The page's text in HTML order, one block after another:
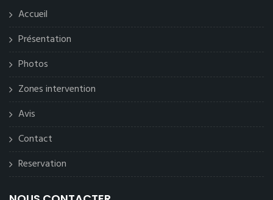
Accueil
Présentation
Photos
Zones intervention
Avis
Contact
Reservation